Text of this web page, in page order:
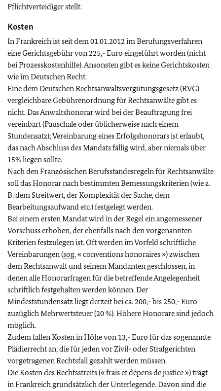
Pflichtverteidiger stellt.
Kosten
In Frankreich ist seit dem 01.01.2012 im Berufungsverfahren
eine Gerichtsgebühr von 225,- Euro eingeführt worden (nicht
bei Prozesskostenhilfe). Ansonsten gibt es keine Gerichtskosten
wie im Deutschen Recht.
Eine dem Deutschen Rechtsanwaltsvergütungsgesetz (RVG)
vergleichbare Gebührenordnung für Rechtsanwälte gibt es
nicht. Das Anwaltshonorar wird bei der Beauftragung frei
vereinbart (Pauschale oder üblicherweise nach einem
Stundensatz); Vereinbarung eines Erfolgshonorars ist erlaubt,
das nach Abschluss des Mandats fällig wird, aber niemals über
15% liegen sollte.
Nach den Französischen Berufsstandesregeln für Rechtsanwälte
soll das Honorar nach bestimmten Bemessungskriterien (wie z.
B. dem Streitwert, der Komplexität der Sache, dem
Bearbeitungsaufwand etc.) festgelegt werden.
Bei einem ersten Mandat wird in der Regel ein angemessener
Vorschuss erhoben, der ebenfalls nach den vorgenannten
Kriterien festzulegen ist. Oft werden im Vorfeld schriftliche
Vereinbarungen (sog.« conventions honoraires ») zwischen
dem Rechtsanwalt und seinem Mandanten geschlossen, in
denen alle Honorarfragen für die betreffende Angelegenheit
schriftlich festgehalten werden können. Der
Mindeststundensatz liegt derzeit bei ca. 200,- bis 250,- Euro
zuzüglich Mehrwertsteuer (20 %). Höhere Honorare sind jedoch
möglich.
Zudem fallen Kosten in Höhe von 13,- Euro für das sogenannte
Plädierrecht an, die für jeden vor Zivil- oder Strafgerichten
vorgetragenen Rechtsfall gezahlt werden müssen.
Die Kosten des Rechtsstreits(« frais et dépens de justice »)trägt
in Frankreich grundsätzlich der Unterlegende. Davon sind die